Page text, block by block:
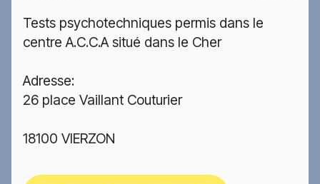
Tests psychotechniques permis dans le
centre A.C.C.A situé dans le Cher
Adresse:
26 place Vaillant Couturier
18100 VIERZON